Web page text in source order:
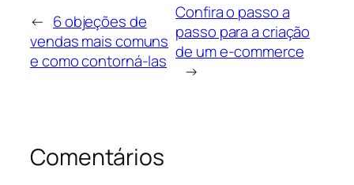
← 6 objeções de
vendas mais comuns
e como contorná-las
Confira o passo a
passo para a criação
de um e-commerce
→
Comentários